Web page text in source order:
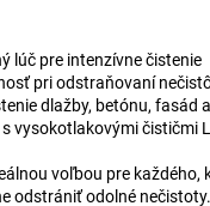
lúč pre intenzívne čistenie
pri odstraňovaní
dlažby, betónu, fasád
vysokotlakovými čističmi
voľbou pre každého,
odstrániť odolné nečistoty.